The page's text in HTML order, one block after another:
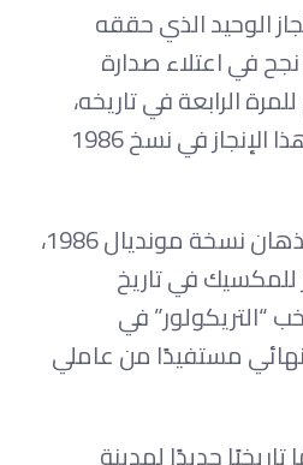
الوحيد الذي حققه
في اعتلاء صدارة
الرابعة في تاريخه،
بعدما سبق له تحقيق هذا الإنجاز في نسخ 1986
وأعاد هذا الإنجاز إلى الأذهان نسخة مونديال 1986،
في تاريخ
“التريكولور” في
مستفيدًا من عاملي